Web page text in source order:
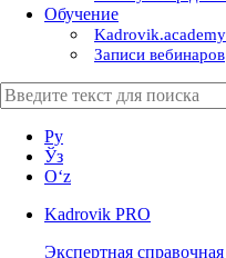
Обучение
Kadrovik.academy
Записи вебинаров
Ру
Ўз
Oʻz
Kadrovik PRO
Экспертная